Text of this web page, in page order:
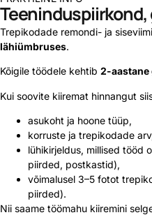
Trepikodade remondi- ja
lähiümbruses.
Kõigile töödele kehtib 2-aastane
Kui soovite kiiremat hinnangut
asukoht ja hoone tüüp,
korruste ja trepikodade
lühikirjeldus, millised tööd
piirded, postkastid),
võimalusel 3–5 fotot
piirded).
Nii saame töömahu kiiremini